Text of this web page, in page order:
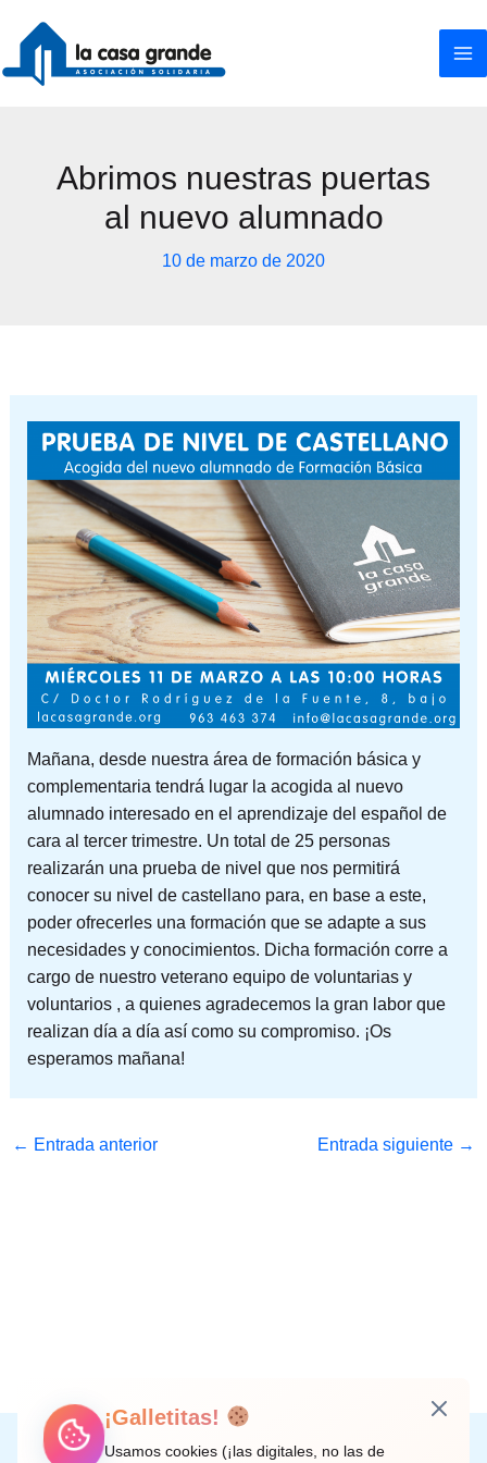
contenido
Abrimos nuestras puertas
al nuevo alumnado
10 de marzo de 2020
Mañana, desde nuestra área de formación básica y
complementaria tendrá lugar la acogida al nuevo
alumnado interesado en el aprendizaje del español de
cara al tercer trimestre. Un total de 25 personas
realizarán una prueba de nivel que nos permitirá
conocer su nivel de castellano para, en base a este,
poder ofrecerles una formación que se adapte a sus
necesidades y conocimientos. Dicha formación corre a
cargo de nuestro veterano equipo de voluntarias y
voluntarios , a quienes agradecemos la gran labor que
realizan día a día así como su compromiso. ¡Os
esperamos mañana!
← Entrada anterior Entrada siguiente →
Instagram
Facebook
X LinkedIn
Correo electrónico
¡Galletitas!
Usamos cookies (¡las digitales, no las de